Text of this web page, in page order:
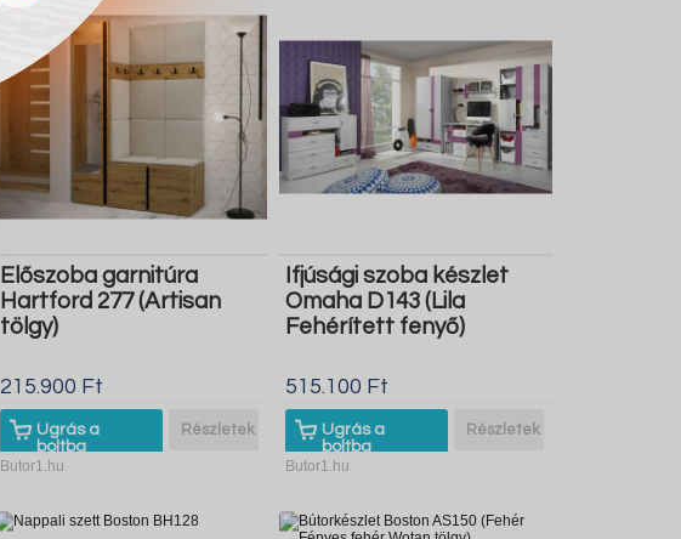
Előszoba garnitúra
Hartford 277 (Artisan
tölgy)
215.900 Ft
Ugrás a
boltba
Részletek
Butor1.hu
Ifjúsági szoba készlet
Omaha D143 (Lila
Fehérített fenyő)
515.100 Ft
Ugrás a
boltba
Részletek
Butor1.hu